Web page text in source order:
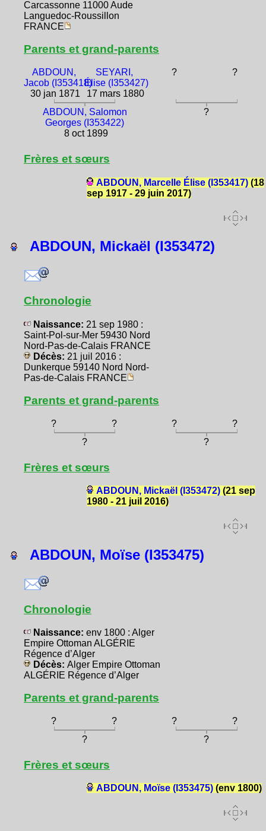
Carcassonne 11000 Aude
Languedoc-Roussillon
FRANCE
Parents et grand-parents
ABDOUN,
Jacob (I353418)
30 jan 1871
SEYARI,
Élise (I353427)
17 mars 1880
? ?
ABDOUN, Salomon
Georges (I353422)
8 oct 1899
?
Frères et sœurs
ABDOUN, Marcelle Élise (I353417)(18
sep 1917 - 29 juin 2017)
ABDOUN, Mickaël (I353472)
Chronologie
Naissance: 21 sep 1980 :
Saint-Pol-sur-Mer 59430 Nord
Nord-Pas-de-Calais FRANCE
Décès: 21 juil 2016 :
Dunkerque 59140 Nord Nord-
Pas-de-Calais FRANCE
Parents et grand-parents
? ? ?
?
?
?
Frères et sœurs
ABDOUN, Mickaël (I353472)(21 sep
1980 - 21 juil 2016)
ABDOUN, Moïse (I353475)
Chronologie
Naissance: env 1800 : Alger
Empire Ottoman ALGÉRIE
Régence d’Alger
Décès: Alger Empire Ottoman
ALGÉRIE Régence d’Alger
Parents et grand-parents
? ? ?
?
?
?
Frères et sœurs
ABDOUN, Moïse (I353475)(env 1800)